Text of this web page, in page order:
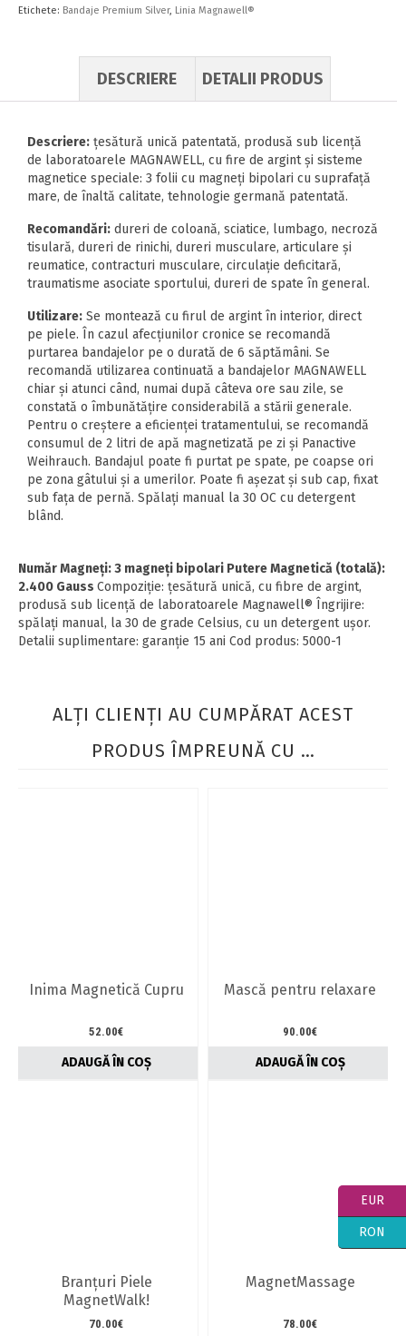
Etichete: Bandaje Premium Silver, Linia Magnawell®
DESCRIERE DETALII PRODUS
Descriere: ţesătură unică patentată, produsă sub licenţă
de laboratoarele MAGNAWELL, cu fire de argint şi sisteme
magnetice speciale: 3 folii cu magneţi bipolari cu suprafaţă
mare, de înaltă calitate, tehnologie germană patentată.
Recomandări: dureri de coloană, sciatice, lumbago, necroză
tisulară, dureri de rinichi, dureri musculare, articulare şi
reumatice, contracturi musculare, circulaţie deficitară,
traumatisme asociate sportului, dureri de spate în general.
Utilizare: Se montează cu firul de argint în interior, direct
pe piele. În cazul afecţiunilor cronice se recomandă
purtarea bandajelor pe o durată de 6 săptămâni. Se
recomandă utilizarea continuată a bandajelor MAGNAWELL
chiar şi atunci când, numai după câteva ore sau zile, se
constată o îmbunătăţire considerabilă a stării generale.
Pentru o creştere a eficienţei tratamentului, se recomandă
consumul de 2 litri de apă magnetizată pe zi şi Panactive
Weihrauch. Bandajul poate fi purtat pe spate, pe coapse ori
pe zona gâtului şi a umerilor. Poate fi aşezat şi sub cap, fixat
sub faţa de pernă. Spălaţi manual la 30 OC cu detergent
blând.
Număr Magneţi: 3 magneţi bipolari Putere Magnetică (totală):
2.400 Gauss Compoziţie: ţesătură unică, cu fibre de argint,
produsă sub licenţă de laboratoarele Magnawell® Îngrijire:
spălaţi manual, la 30 de grade Celsius, cu un detergent uşor.
Detalii suplimentare: garanţie 15 ani Cod produs: 5000-1
ALŢI CLIENŢI AU CUMPĂRAT ACEST
PRODUS ÎMPREUNĂ CU …
Inima Magnetică Cupru
52.00€
ADAUGĂ ÎN COȘ
Mască pentru relaxare
90.00€
ADAUGĂ ÎN COȘ
Branţuri Piele
MagnetWalk!
70.00€
MagnetMassage
78.00€
EUR
RON